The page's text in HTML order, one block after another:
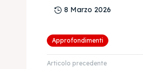
8 Marzo 2026
Approfondimenti
Articolo precedente